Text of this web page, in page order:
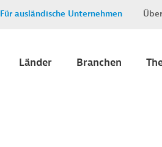
Für ausländische Unternehmen
Länder Branchen